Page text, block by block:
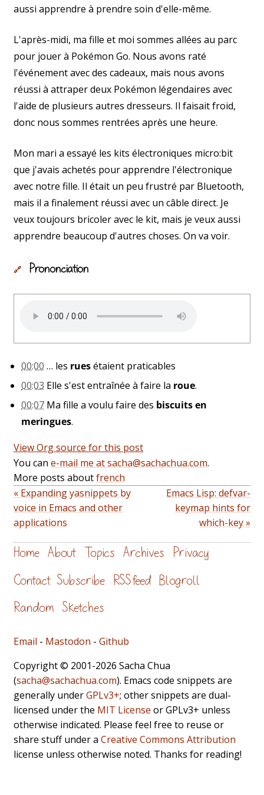
aussi apprendre à prendre soin d'elle-même.
L'après-midi, ma fille et moi sommes allées au parc
pour jouer à Pokémon Go. Nous avons raté
l'événement avec des cadeaux, mais nous avons
réussi à attraper deux Pokémon légendaires avec
l'aide de plusieurs autres dresseurs. Il faisait froid,
donc nous sommes rentrées après une heure.
Mon mari a essayé les kits électroniques micro:bit
que j'avais achetés pour apprendre l'électronique
avec notre fille. Il était un peu frustré par Bluetooth,
mais il a finalement réussi avec un câble direct. Je
veux toujours bricoler avec le kit, mais je veux aussi
apprendre beaucoup d'autres choses. On va voir.
🔗 Prononciation
00:00 … les ruesétaient praticables
00:03 Elle s'est entraînée à faire la roue.
00:07 Ma fille a voulu faire des biscuits en
meringues.
View Org source for this post
You can e-mail me at sacha@sachachua.com.
More posts aboutfrench
« Expanding yasnippets by
voice in Emacs and other
applications
Emacs Lisp: defvar-
keymap hints for
which-key »
Home About Topics Archives Privacy
Contact Subscribe RSS feed Blogroll
Random Sketches
Email - Mastodon - Github
Copyright © 2001-2026 Sacha Chua
(sacha@sachachua.com). Emacs code snippets are
generally underGPLv3+; other snippets are dual-
licensed under the MIT License or GPLv3+ unless
otherwise indicated. Please feel free to reuse or
share stuff under a Creative Commons Attribution
license unless otherwise noted. Thanks for reading!